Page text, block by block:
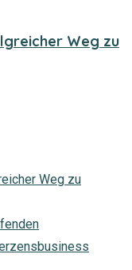
Weg zu
Weg zu